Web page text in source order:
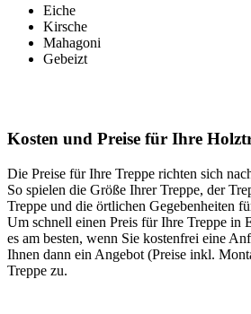
Eiche
Kirsche
Mahagoni
Gebeizt
Kosten und Preise für Ihre
Die Preise für Ihre Treppe richten sich
So spielen die Größe Ihrer Treppe, der
Treppe und die örtlichen Gegebenheiten
Um schnell einen Preis für Ihre Treppe in
es am besten, wenn Sie kostenfrei eine
Ihnen dann ein Angebot (Preise inkl.
Treppe zu.